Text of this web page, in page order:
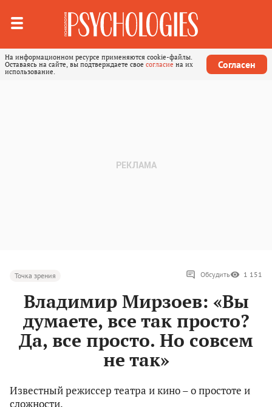
На информационном ресурсе применяются cookie-файлы.
Оставаясь на сайте, вы подтверждаете свое согласие на их
использование.
Согласен
Точка зрения Обсудить 1 151
Владимир Мирзоев: «Вы
думаете, все так просто?
Да, все просто. Но совсем
не так»
Известный режиссер театра и кино – о простоте и
сложности.